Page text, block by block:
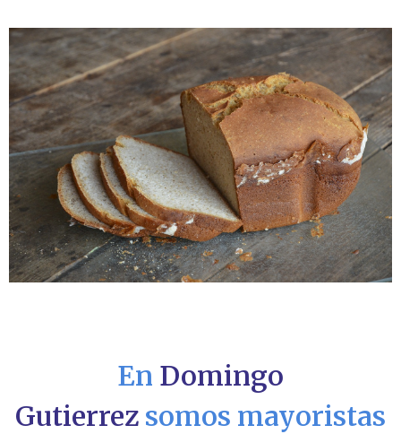
En Domingo
Gutierrez somos mayoristas